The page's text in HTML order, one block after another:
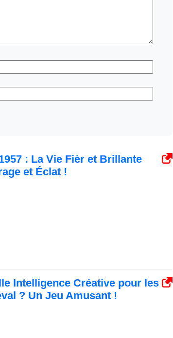
: La Vie Fièr et Brillante
et Éclat !
Intelligence Créative pour les
? Un Jeu Amusant !